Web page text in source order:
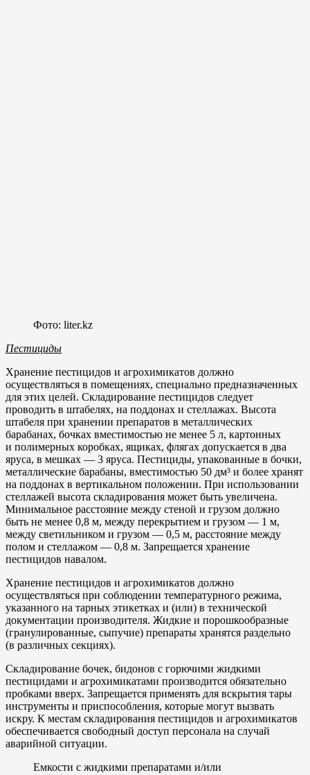
Фото: liter.kz
Пестициды
Хранение пестицидов и агрохимикатов должно
осуществляться в помещениях, специально предназначенных
для этих целей. Складирование пестицидов следует
проводить в штабелях, на поддонах и стеллажах. Высота
штабеля при хранении препаратов в металлических
барабанах, бочках вместимостью не менее 5 л, картонных
и полимерных коробках, ящиках, флягах допускается в два
яруса, в мешках — 3 яруса. Пестициды, упакованные в бочки,
металлические барабаны, вместимостью 50 дм³ и более хранят
на поддонах в вертикальном положении. При использовании
стеллажей высота складирования может быть увеличена.
Минимальное расстояние между стеной и грузом должно
быть не менее 0,8 м, между перекрытием и грузом — 1 м,
между светильником и грузом — 0,5 м, расстояние между
полом и стеллажом — 0,8 м. Запрещается хранение
пестицидов навалом.
Хранение пестицидов и агрохимикатов должно
осуществляться при соблюдении температурного режима,
указанного на тарных этикетках и (или) в технической
документации производителя. Жидкие и порошкообразные
(гранулированные, сыпучие) препараты хранятся раздельно
(в различных секциях).
Складирование бочек, бидонов с горючими жидкими
пестицидами и агрохимикатами производится обязательно
пробками вверх. Запрещается применять для вскрытия тары
инструменты и приспособления, которые могут вызвать
искру. К местам складирования пестицидов и агрохимикатов
обеспечивается свободный доступ персонала на случай
аварийной ситуации.
Емкости с жидкими препаратами и/или